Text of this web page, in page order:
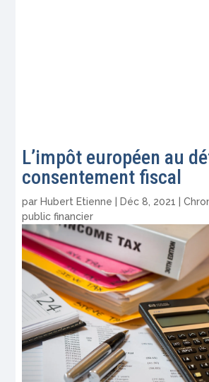
L’impôt européen au
consentement fiscal
parHubert Etienne |Déc 8, 2021 |
public financier